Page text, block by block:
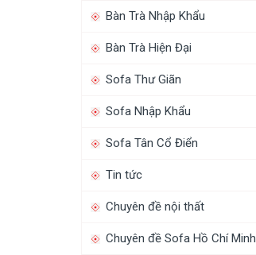
Bàn Trà Nhập Khẩu
Bàn Trà Hiện Đại
Sofa Thư Giãn
Sofa Nhập Khẩu
Sofa Tân Cổ Điển
Tin tức
Chuyên đề nội thất
Chuyên đề Sofa Hồ Chí Minh